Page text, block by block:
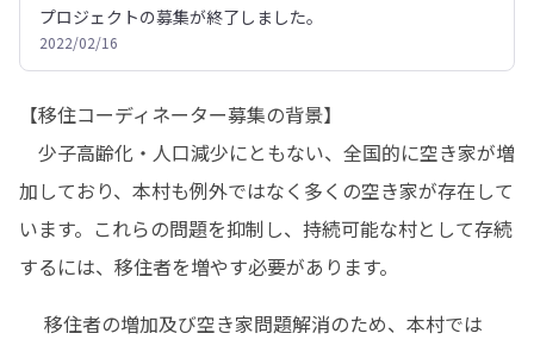
プロジェクトの募集が終了しました。
2022/02/16
【移住コーディネーター募集の背景】
少子高齢化・人口減少にともない、全国的に空き家が増
加しており、本村も例外ではなく多くの空き家が存在して
います。これらの問題を抑制し、持続可能な村として存続
するには、移住者を増やす必要があります。
移住者の増加及び空き家問題解消のため、本村では